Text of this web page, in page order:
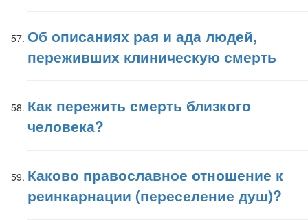
Об описаниях рая и ада людей,
переживших клиническую смерть
Как пережить смерть близкого
человека?
Каково православное отношение к
реинкарнации (переселение душ)?